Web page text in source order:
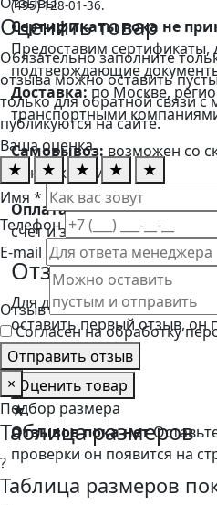
(495) 128-01-36.
Сертификаты пока не
Предоставим сертификаты,
подтверждающие
Доставка: по Москве,
транспортными
Самовывоз: возможен со
менеджером.
Оплата:безналичный
счет и закрывающие
Отзывы
Для данного товара пока
оставить первый отзыв, он
модерации.
Оценить товар
★
Отзывов пока нет
проверки он появится на
Оценить товар
Обязательно заполните
отзыва можно оставить
только для обратной связи
публикуются на сайте.
Ваша оценка
★
★ ★ ★
★
Имя *
Телефон
E-mail
Отзыв
Согласен на обработку
Отправить отзыв
×
Подбор размера
Таблица размеров
?
Таблица размеров